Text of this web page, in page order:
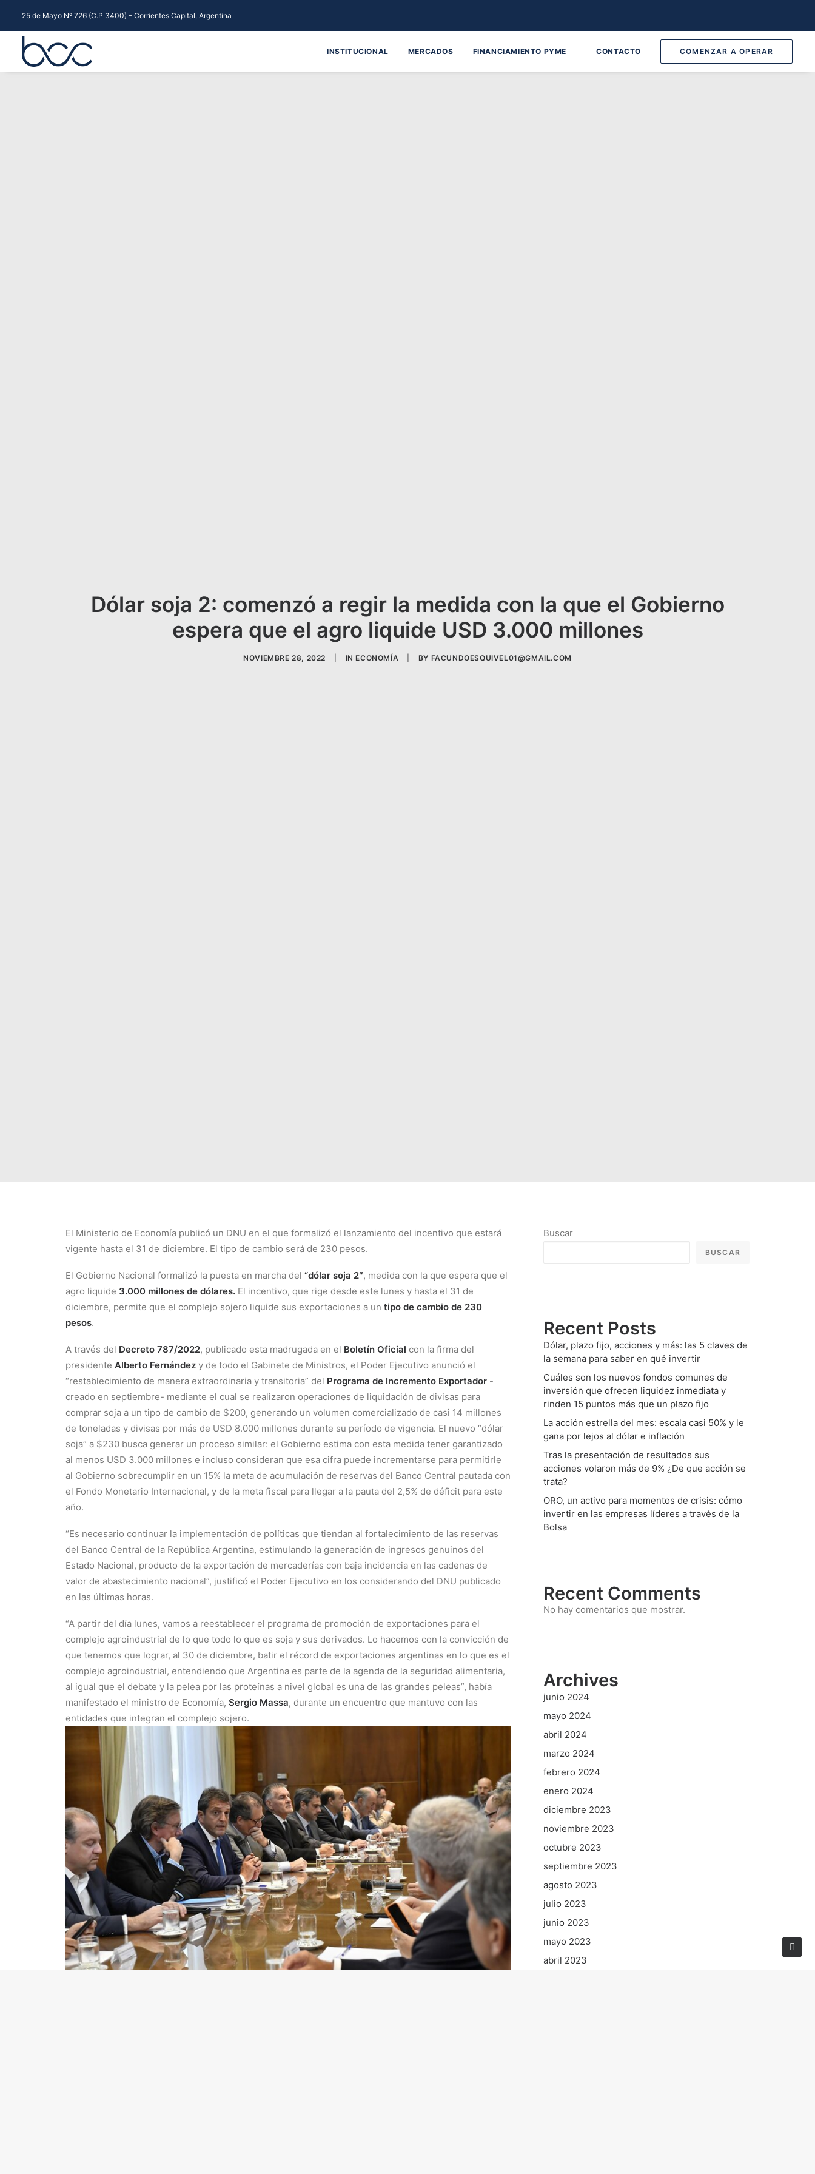
25 de Mayo Nº 726 (C.P 3400) – Corrientes Capital, Argentina
INSTITUCIONAL MERCADOS FINANCIAMIENTO PYME CONTACTO COMENZAR A OPERAR
Dólar soja 2: comenzó a regir la medida con la que el Gobierno
espera que el agro liquide USD 3.000 millones
NOVIEMBRE 28, 2022 INECONOMÍA BY FACUNDOESQUIVEL01@GMAIL.COM
El Ministerio de Economía publicó un DNU en el que formalizó el lanzamiento del incentivo que estará
vigente hasta el 31 de diciembre. El tipo de cambio será de 230 pesos.
El Gobierno Nacional formalizó la puesta en marcha del “dólar soja 2″, medida con la que espera que el
agro liquide 3.000 millones de dólares. El incentivo, que rige desde este lunes y hasta el 31 de
diciembre, permite que el complejo sojero liquide sus exportaciones a un tipo de cambio de 230
pesos.
A través del Decreto 787/2022, publicado esta madrugada en el Boletín Oficial con la firma del
presidente Alberto Fernández y de todo el Gabinete de Ministros, el Poder Ejecutivo anunció el
“restablecimiento de manera extraordinaria y transitoria” del Programa de Incremento Exportador -
creado en septiembre- mediante el cual se realizaron operaciones de liquidación de divisas para
comprar soja a un tipo de cambio de $200, generando un volumen comercializado de casi 14 millones
de toneladas y divisas por más de USD 8.000 millones durante su período de vigencia. El nuevo “dólar
soja” a $230 busca generar un proceso similar: el Gobierno estima con esta medida tener garantizado
al menos USD 3.000 millones e incluso consideran que esa cifra puede incrementarse para permitirle
al Gobierno sobrecumplir en un 15% la meta de acumulación de reservas del Banco Central pautada con
el Fondo Monetario Internacional, y de la meta fiscal para llegar a la pauta del 2,5% de déficit para este
año.
“Es necesario continuar la implementación de políticas que tiendan al fortalecimiento de las reservas
del Banco Central de la República Argentina, estimulando la generación de ingresos genuinos del
Estado Nacional, producto de la exportación de mercaderías con baja incidencia en las cadenas de
valor de abastecimiento nacional”, justificó el Poder Ejecutivo en los considerando del DNU publicado
en las últimas horas.
“A partir del día lunes, vamos a reestablecer el programa de promoción de exportaciones para el
complejo agroindustrial de lo que todo lo que es soja y sus derivados. Lo hacemos con la convicción de
que tenemos que lograr, al 30 de diciembre, batir el récord de exportaciones argentinas en lo que es el
complejo agroindustrial, entendiendo que Argentina es parte de la agenda de la seguridad alimentaria,
al igual que el debate y la pelea por las proteínas a nivel global es una de las grandes peleas”, había
manifestado el ministro de Economía, Sergio Massa, durante un encuentro que mantuvo con las
entidades que integran el complejo sojero.
Buscar
BUSCAR
Recent Posts
Dólar, plazo fijo, acciones y más: las 5 claves de
la semana para saber en qué invertir
Cuáles son los nuevos fondos comunes de
inversión que ofrecen liquidez inmediata y
rinden 15 puntos más que un plazo fijo
La acción estrella del mes: escala casi 50% y le
gana por lejos al dólar e inflación
Tras la presentación de resultados sus
acciones volaron más de 9% ¿De que acción se
trata?
ORO, un activo para momentos de crisis: cómo
invertir en las empresas líderes a través de la
Bolsa
Recent Comments
No hay comentarios que mostrar.
Archives
junio 2024
mayo 2024
abril 2024
marzo 2024
febrero 2024
enero 2024
diciembre 2023
noviembre 2023
octubre 2023
septiembre 2023
agosto 2023
julio 2023
junio 2023
mayo 2023
abril 2023